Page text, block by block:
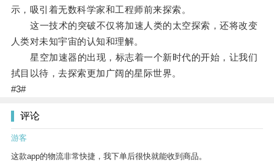
示，吸引着无数科学家和工程师前来探索。
这一技术的突破不仅将加速人类的太空探索，还将改变
人类对未知宇宙的认知和理解。
星空加速器的出现，标志着一个新时代的开始，让我们
拭目以待，去探索更加广阔的星际世界。
#3#
评论
游客
这款app的物流非常快捷，我下单后很快就能收到商品。